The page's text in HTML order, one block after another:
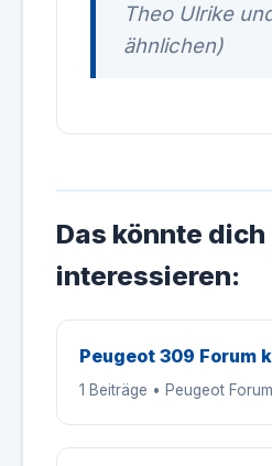
Theo Ulrike
ähnlichen)
Das könnte dich
interessieren:
Peugeot 309 Forum
1 Beiträge • Peugeot Forum